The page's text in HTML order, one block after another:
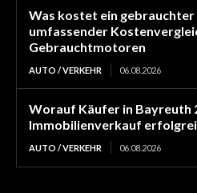
Was kostet ein
umfassender
Gebrauchtmotoren
AUTO / VERKEHR 06.08.2026
Worauf Käufer in Bayreuth
Immobilienverkauf
AUTO / VERKEHR 06.08.2026